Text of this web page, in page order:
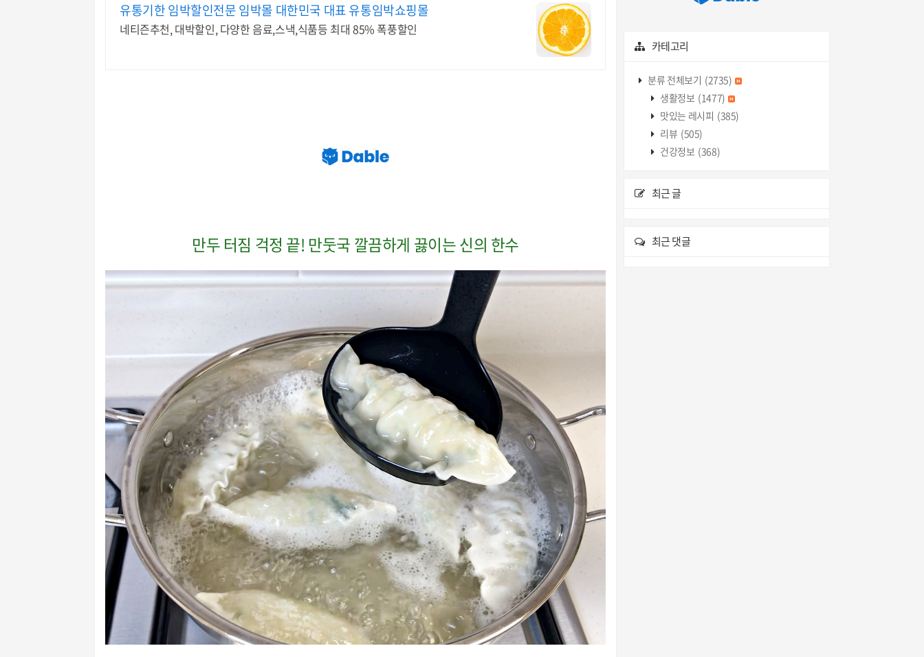
유통기한 임박할인전문 임박몰 대한민국 대표 유통임박쇼핑몰
네티즌추천, 대박할인, 다양한 음료,스낵,식품등 최대 85% 폭풍할인
만두 터짐 걱정 끝! 만둣국 깔끔하게 끓이는 신의 한수
카테고리
분류 전체보기 (2735)
생활정보 (1477)
맛있는 레시피 (385)
리뷰 (505)
건강정보 (368)
최근 글
최근 댓글